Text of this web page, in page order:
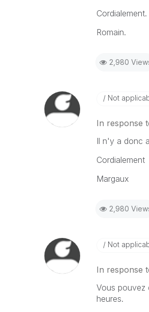
Cordialement.
Romain.
2,980
Not
In response
Il n'y a donc
Cordialement
Margaux
2,980
Not
In response
Vous pouvez
heures.